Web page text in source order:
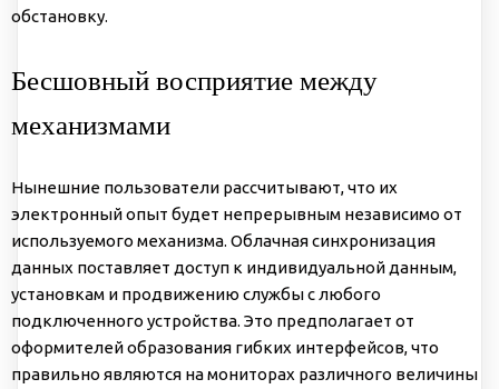
обстановку.
Бесшовный восприятие между
механизмами
Нынешние пользователи рассчитывают, что их
электронный опыт будет непрерывным независимо от
используемого механизма. Облачная синхронизация
данных поставляет доступ к индивидуальной данным,
установкам и продвижению службы с любого
подключенного устройства. Это предполагает от
оформителей образования гибких интерфейсов, что
правильно являются на мониторах различного величины